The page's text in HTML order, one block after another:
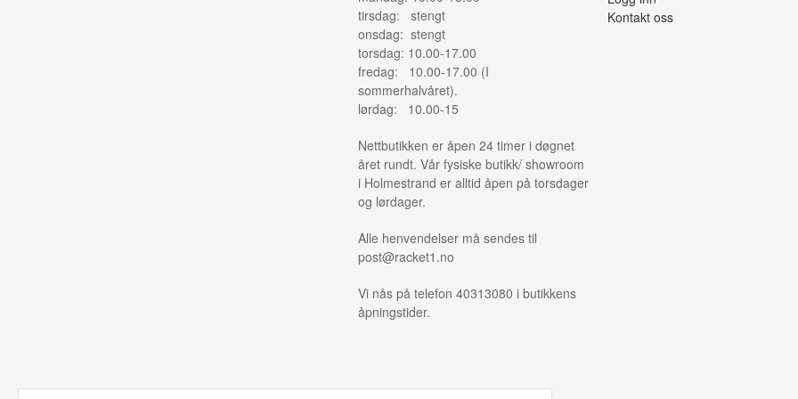
tirsdag: stengt
onsdag: stengt
torsdag: 10.00-17.00
fredag: 10.00-17.00 (I
sommerhalvåret).
lørdag: 10.00-15
Nettbutikken er åpen 24 timer i døgnet
året rundt. Vår fysiske butikk/ showroom
i Holmestrand er alltid åpen på torsdager
og lørdager.
Alle henvendelser må sendes til
post@racket1.no
Vi nås på telefon 40313080 i butikkens
åpningstider.
Kontakt oss